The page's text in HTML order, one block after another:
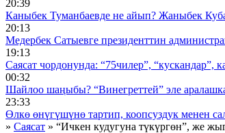
20:39
Каныбек Туманбаевде не айып? Жаныбек
20:13
Медербек Сатыевге президенттин
19:13
Саясат чордонунда: “75чилер”, “кускандар”,
00:32
Шайлоо шаңыбы? “Винегреттей” эле
23:33
Өлкө өнүгүшүнө тартип, коопсуздук менен
» Саясат » “Ичкен кудугуна түкүргөн”, же